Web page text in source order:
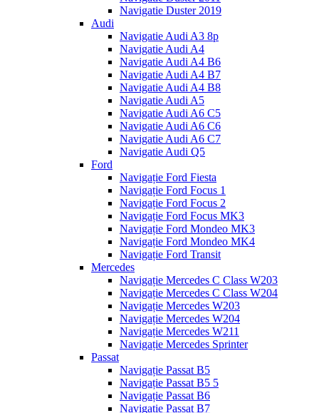
Navigatie Duster 2019
Audi
Navigatie Audi A3 8p
Navigatie Audi A4
Navigatie Audi A4 B6
Navigatie Audi A4 B7
Navigatie Audi A4 B8
Navigatie Audi A5
Navigatie Audi A6 C5
Navigatie Audi A6 C6
Navigatie Audi A6 C7
Navigatie Audi Q5
Ford
Navigație Ford Fiesta
Navigație Ford Focus 1
Navigație Ford Focus 2
Navigație Ford Focus MK3
Navigație Ford Mondeo MK3
Navigație Ford Mondeo MK4
Navigație Ford Transit
Mercedes
Navigație Mercedes C Class W203
Navigație Mercedes C Class W204
Navigație Mercedes W203
Navigație Mercedes W204
Navigație Mercedes W211
Navigație Mercedes Sprinter
Passat
Navigație Passat B5
Navigație Passat B5 5
Navigație Passat B6
Navigație Passat B7